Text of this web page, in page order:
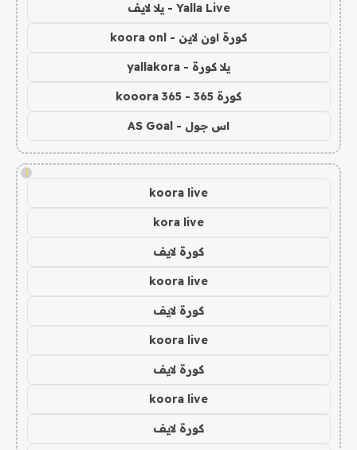
Yalla Live - يلا لايف
كورة اون لاين - koora onl
يلا كورة - yallakora
كورة 365 - kooora 365
اس جول - AS Goal
!
koora live
kora live
كورة لايف
koora live
كورة لايف
koora live
كورة لايف
koora live
كورة لايف